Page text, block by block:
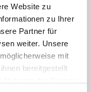
Website zu
zu Ihrer
Partner für
weiter. Unsere
mit
bereitgestellt
Selbstlernkurs